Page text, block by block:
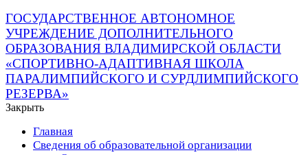
ГОСУДАРСТВЕННОЕ АВТОНОМНОЕ
УЧРЕЖДЕНИЕ ДОПОЛНИТЕЛЬНОГО
ОБРАЗОВАНИЯ ВЛАДИМИРСКОЙ ОБЛАСТИ
«СПОРТИВНО-АДАПТИВНАЯ ШКОЛА
ПАРАЛИМПИЙСКОГО И СУРДЛИМПИЙСКОГО
РЕЗЕРВА»
Закрыть
Главная
Сведения об образовательной организации